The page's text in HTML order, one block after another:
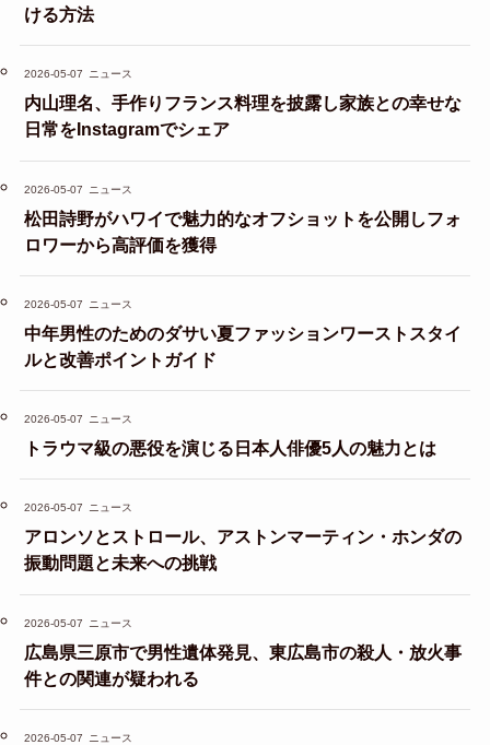
ける方法
2026-05-07 ニュース
内山理名、手作りフランス料理を披露し家族との幸せな
日常をInstagramでシェア
2026-05-07 ニュース
松田詩野がハワイで魅力的なオフショットを公開しフォ
ロワーから高評価を獲得
2026-05-07 ニュース
中年男性のためのダサい夏ファッションワーストスタイ
ルと改善ポイントガイド
2026-05-07 ニュース
トラウマ級の悪役を演じる日本人俳優5人の魅力とは
2026-05-07 ニュース
アロンソとストロール、アストンマーティン・ホンダの
振動問題と未来への挑戦
2026-05-07 ニュース
広島県三原市で男性遺体発見、東広島市の殺人・放火事
件との関連が疑われる
2026-05-07 ニュース